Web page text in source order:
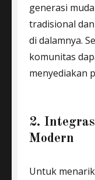
generasi
tradisional
di dalamnya.
komunitas
menyediakan
2.
Modern
Untuk